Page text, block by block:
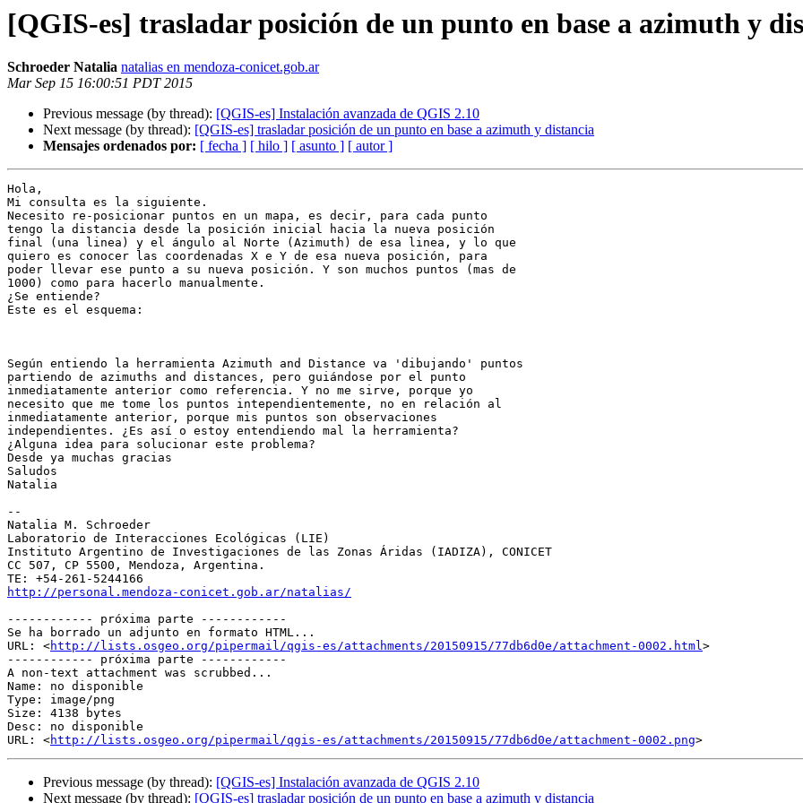
[QGIS-es] trasladar posición de un punto en base a azimuth y
Schroeder Natalia natalias en mendoza-conicet.gob.ar
Mar Sep 15 16:00:51 PDT 2015
Previous message (by thread): [QGIS-es] Instalación avanzada de QGIS 2.10
Next message (by thread): [QGIS-es] trasladar posición de un punto en base a azimuth y distancia
Mensajes ordenados por: [ fecha ] [ hilo ] [ asunto ] [ autor ]
Hola,
Mi consulta es la siguiente.
Necesito re-posicionar puntos en un mapa, es decir, para cada punto
tengo la distancia desde la posición inicial hacia la nueva posición
final (una linea) y el ángulo al Norte (Azimuth) de esa linea, y lo que
quiero es conocer las coordenadas X e Y de esa nueva posición, para
poder llevar ese punto a su nueva posición. Y son muchos puntos (mas de
1000) como para hacerlo manualmente.
¿Se entiende?
Este es el esquema:
Según entiendo la herramienta Azimuth and Distance va 'dibujando' puntos
partiendo de azimuths and distances, pero guiándose por el punto
inmediatamente anterior como referencia. Y no me sirve, porque yo
necesito que me tome los puntos intependientemente, no en relación al
inmediatamente anterior, porque mis puntos son observaciones
independientes. ¿Es así o estoy entendiendo mal la herramienta?
¿Alguna idea para solucionar este problema?
Desde ya muchas gracias
Saludos
Natalia
--
Natalia M. Schroeder
Laboratorio de Interacciones Ecológicas (LIE)
Instituto Argentino de Investigaciones de las Zonas Áridas (IADIZA), CONICET
CC 507, CP 5500, Mendoza, Argentina.
http://personal.mendoza-conicet.gob.ar/natalias/
------------ próxima parte ------------
Se ha borrado un adjunto en formato HTML...
URL: <http://lists.osgeo.org/pipermail/qgis-es/attachments/20150915/77db6d0e/attachment-0002.html>
------------ próxima parte ------------
A non-text attachment was scrubbed...
Name: no disponible
Type: image/png
Size: 4138 bytes
Desc: no disponible
URL: <http://lists.osgeo.org/pipermail/qgis-es/attachments/20150915/77db6d0e/attachment-0002.png
Previous message (by thread): [QGIS-es] Instalación avanzada de QGIS 2.10
Next message (by thread): [QGIS-es] trasladar posición de un punto en base a azimuth y distancia